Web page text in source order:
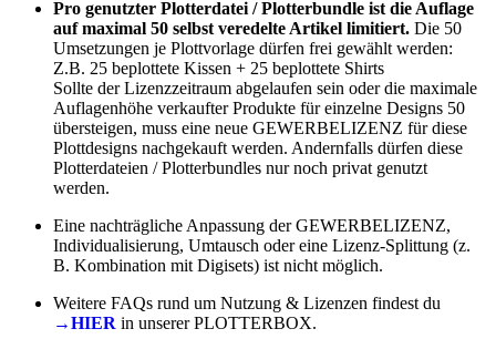
Pro genutzter Plotterdatei / Plotterbundle ist die Auflage
auf maximal 50 selbst veredelte Artikel limitiert. Die 50
Umsetzungen je Plottvorlage dürfen frei gewählt werden:
Z.B. 25 beplottete Kissen + 25 beplottete Shirts
Sollte der Lizenzzeitraum abgelaufen sein oder die maximale
Auflagenhöhe verkaufter Produkte für einzelne Designs 50
übersteigen, muss eine neue GEWERBELIZENZ für diese
Plottdesigns nachgekauft werden. Andernfalls dürfen diese
Plotterdateien / Plotterbundles nur noch privat genutzt
werden.
Eine nachträgliche Anpassung der GEWERBELIZENZ,
Individualisierung, Umtausch oder eine Lizenz-Splittung (z.
B. Kombination mit Digisets) ist nicht möglich.
Weitere FAQs rund um Nutzung & Lizenzen findest du
→HIER in unserer PLOTTERBOX.